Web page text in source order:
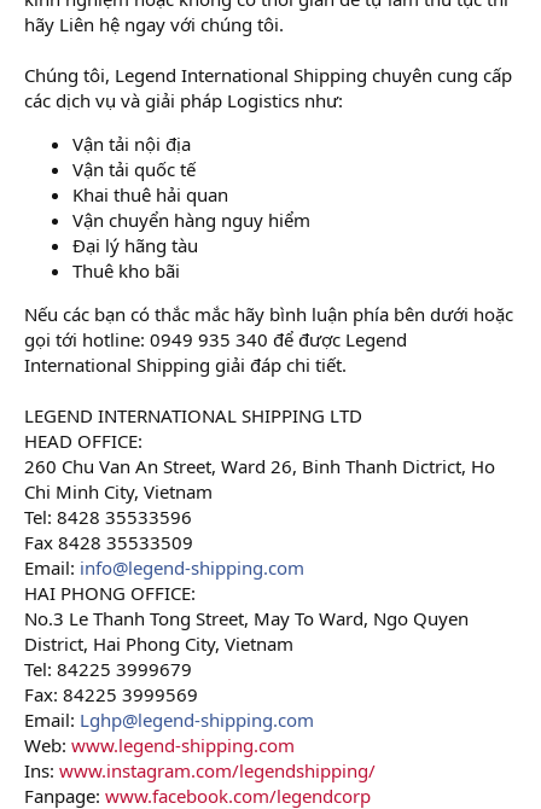
hãy Liên hệ ngay với chúng tôi.
Chúng tôi, Legend International Shipping chuyên cung cấp
các dịch vụ và giải pháp Logistics như:
Vận tải nội địa
Vận tải quốc tế
Khai thuê hải quan
Vận chuyển hàng nguy hiểm
Đại lý hãng tàu
Thuê kho bãi
Nếu các bạn có thắc mắc hãy bình luận phía bên dưới hoặc
gọi tới hotline: 0949 935 340 để được Legend
International Shipping giải đáp chi tiết.
LEGEND INTERNATIONAL SHIPPING LTD
HEAD OFFICE:
260 Chu Van An Street, Ward 26, Binh Thanh Dictrict, Ho
Chi Minh City, Vietnam
Tel: 8428 35533596
Fax 8428 35533509
Email: info@legend-shipping.com
HAI PHONG OFFICE:
No.3 Le Thanh Tong Street, May To Ward, Ngo Quyen
District, Hai Phong City, Vietnam
Tel: 84225 3999679
Fax: 84225 3999569
Email: Lghp@legend-shipping.com
Web: www.legend-shipping.com
Ins: www.instagram.com/legendshipping/
Fanpage: www.facebook.com/legendcorp